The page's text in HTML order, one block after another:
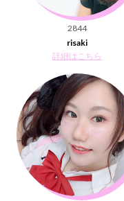
2844
risaki
詳細はこちら